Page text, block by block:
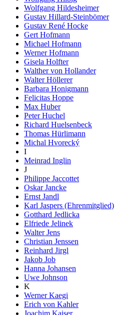
Wolfgang Hildesheimer
Gustav Hillard-Steinbömer
Gustav René Hocke
Gert Hofmann
Michael Hofmann
Werner Hofmann
Gisela Holfter
Walther von Hollander
Walter Höllerer
Barbara Honigmann
Felicitas Hoppe
Max Huber
Peter Huchel
Richard Huelsenbeck
Thomas Hürlimann
Michal Hvorecký
I
Meinrad Inglin
J
Philippe Jaccottet
Oskar Jancke
Ernst Jandl
Karl Jaspers (Ehrenmitglied)
Gotthard Jedlicka
Elfriede Jelinek
Walter Jens
Christian Jenssen
Reinhard Jirgl
Jakob Job
Hanna Johansen
Uwe Johnson
K
Werner Kaegi
Erich von Kahler
Joachim Kaiser